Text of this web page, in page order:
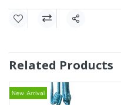
Share
Related Products
New Arrival